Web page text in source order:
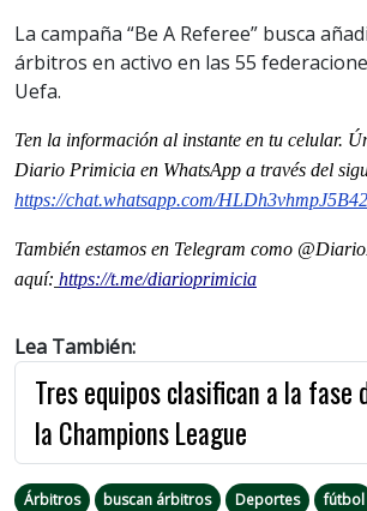
La campaña “Be A Referee” busca
árbitros en activo en las 55
Uefa.
Ten la información al instante en tu celular.
Diario Primicia en WhatsApp a través del
https://chat.whatsapp.com/
También estamos en Telegram como
aquí: https://t.me/diarioprimicia
Lea También:
Tres equipos clasifican a la fase
la Champions League
Árbitros buscan árbitros Deportes fútbol